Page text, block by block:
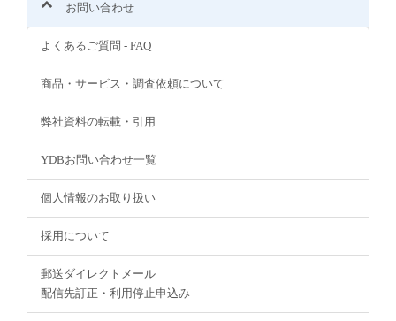
お問い合わせ
よくあるご質問 - FAQ
商品・サービス・調査依頼について
弊社資料の転載・引用
YDBお問い合わせ一覧
個人情報のお取り扱い
採用について
郵送ダイレクトメール
配信先訂正・利用停止申込み